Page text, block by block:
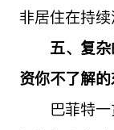
非居住在持续
五、复杂
资你不了解的
巴菲特一